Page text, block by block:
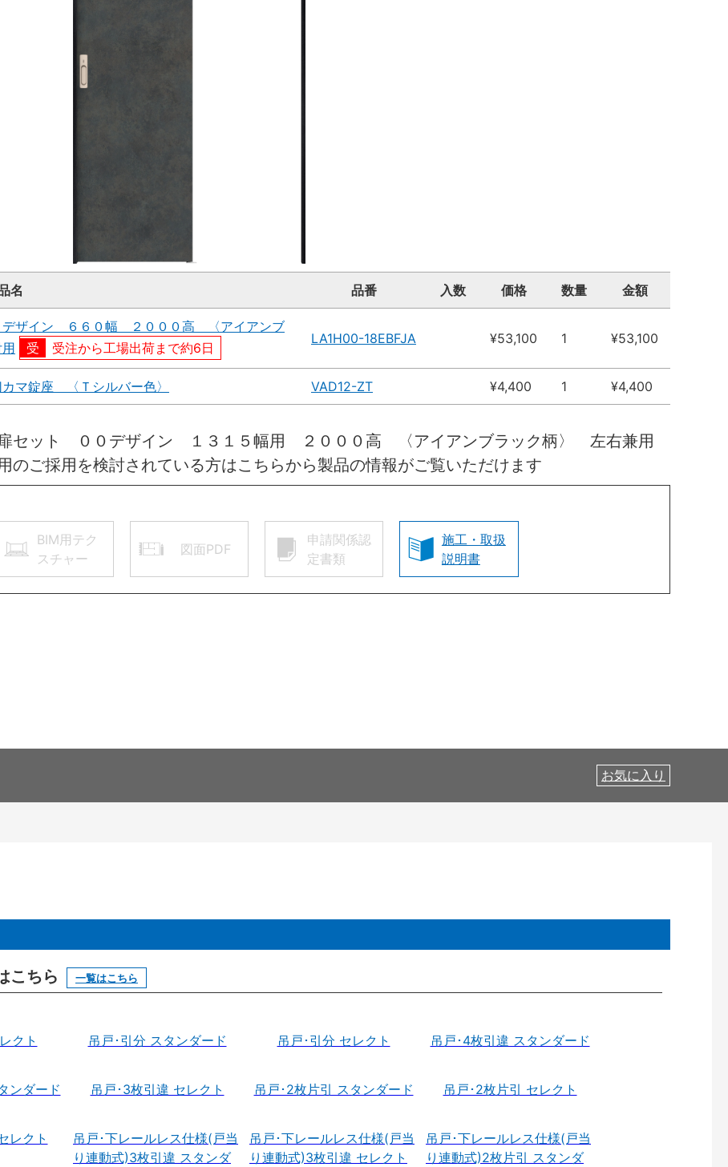
名 品番 入数 価格 数量 金額
ザイン ６６０幅 ２０００高 〈アイアンブ
受注から工場出荷まで約6日
LA1H00-18EBFJA ¥53,100 1 ¥53,100
マ錠座 〈Ｔシルバー色〉 VAD12-ZT ¥4,400 1 ¥4,400
セット ００デザイン １３１５幅用 ２０００高 〈アイアンブラック柄〉 左右兼用
ご採用を検討されている方はこちらから製品の情報がご覧いただけます
BIM用テク
スチャー
図面PDF
申請関係認
定書類
施工・取扱
説明書
お気に入り
こちら 一覧はこちら
クト 吊戸･引分 スタンダード 吊戸･引分 セレクト 吊戸･4枚引違 スタンダード
ンダード 吊戸･3枚引違 セレクト 吊戸･2枚片引 スタンダード 吊戸･2枚片引 セレクト
レクト
吊戸･下レールレス仕様(戸当
り連動式)3枚引違 スタンダ
吊戸･下レールレス仕様(戸当
り連動式)3枚引違 セレクト
吊戸･下レールレス仕様(戸当
り連動式)2枚片引 スタンダ